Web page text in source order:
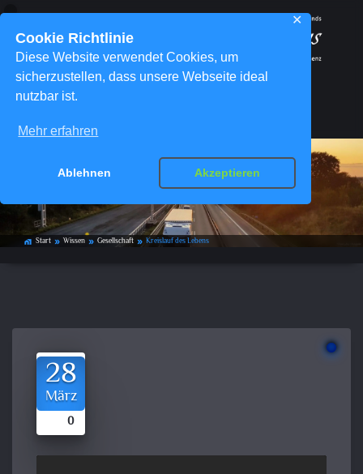
Cookie Richtlinie
Diese Website verwendet Cookies, um
sicherzustellen, dass unsere Webseite ideal
nutzbar ist.
Mehr erfahren
Ablehnen Akzeptieren
✕
Kreislauf des Lebens
home_work Start double_arrow Wissen double_arrow Gesellschaft double_arrow Kreislauf des Lebens
28
März
0